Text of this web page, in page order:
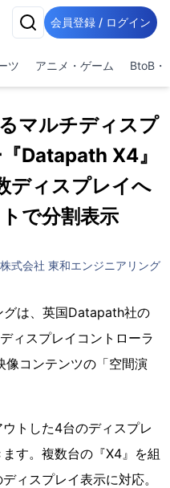
会員登録 / ログイン
ツ アニメ・ゲーム BtoB・
マルチディスプ
Datapath X4』
ディスプレイへ
で分割表示
株式会社 東和エンジニアリング
は、英国Datapath社の
ィスプレイコントローラ
像コンテンツの「空間演
トした4台のディスプレ
す。複数台の『X4』を組
ィスプレイ表示に対応。